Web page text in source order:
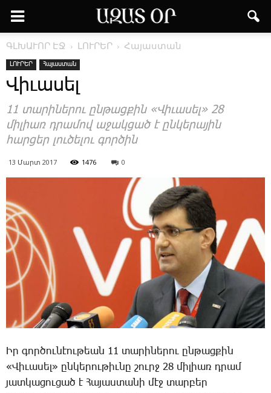
ԳԼԽԱՒՈՐ ԷՋ ԼՈՒՐԵՐ Հայաստան
ԼՈՒՐԵՐ Հայաստան
­Վի­ւա­սել
11 տա­րի­նե­րու ըն­թաց­քին «­Վի­ւա­սել» 28
մի­լիառ դրա­մով ա­ջակ­ցած է ըն­կե­րա­յին
հար­ցեր լու­ծե­լու գոր­ծին
13 Մարտ 2017 1476 0
Իր գոր­ծու­նէու­թեան 11 տա­րի­նե­րու ըն­թաց­քին
«­Վի­ւա­սել» ըն­կե­րու­թիւ­նը շուրջ 28 մի­լիառ դրամ
յատ­կա­ցու­ցած է ­Հա­յաս­տա­նի մէջ տար­բեր